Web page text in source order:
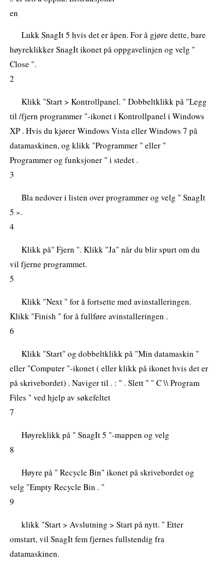
en
Lukk SnagIt 5 hvis det er åpen. For å gjøre dette, bare
høyreklikker SnagIt ikonet på oppgavelinjen og velg "
Close ".
2
Klikk "Start > Kontrollpanel. " Dobbeltklikk på "Legg
til /fjern programmer "-ikonet i Kontrollpanel i Windows
XP . Hvis du kjører Windows Vista eller Windows 7 på
datamaskinen, og klikk "Programmer " eller "
Programmer og funksjoner " i stedet .
3
Bla nedover i listen over programmer og velg " SnagIt
5 ».
4
Klikk på" Fjern ". Klikk "Ja" når du blir spurt om du
vil fjerne programmet.
5
Klikk "Next " for å fortsette med avinstalleringen.
Klikk "Finish " for å fullføre avinstalleringen .
6
Klikk "Start" og dobbeltklikk på "Min datamaskin "
eller "Computer "-ikonet ( eller klikk på ikonet hvis det er
på skrivebordet) . Naviger til . : " . Slett " " C \\ Program
Files " ved hjelp av søkefeltet
7
Høyreklikk på " SnagIt 5 "-mappen og velg
8
Høyre på " Recycle Bin" ikonet på skrivebordet og
velg "Empty Recycle Bin . "
9
klikk "Start > Avslutning > Start på nytt. " Etter
omstart, vil SnagIt fem fjernes fullstendig fra
datamaskinen.